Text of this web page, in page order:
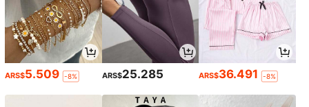
ARS$5.509 -8% ARS$25.285 ARS$36.491 -8%